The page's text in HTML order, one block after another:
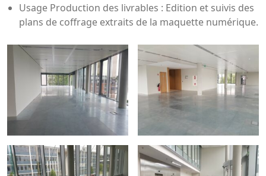
Usage Production des livrables : Edition et suivis des
plans de coffrage extraits de la maquette numérique.